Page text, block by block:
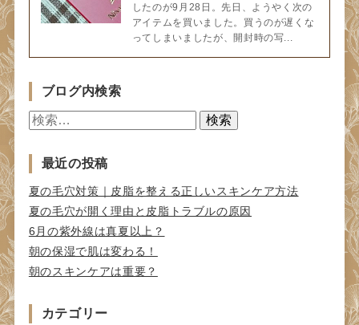
したのが9月28日。先日、ようやく次の
アイテムを買いました。買うのが遅くな
ってしまいましたが、開封時の写...
ブログ内検索
検
最近の投稿
夏の毛穴対策｜皮脂を整える正しいスキンケア方法
夏の毛穴が開く理由と皮脂トラブルの原因
6月の紫外線は真夏以上？
朝の保湿で肌は変わる！
朝のスキンケアは重要？
カテゴリー